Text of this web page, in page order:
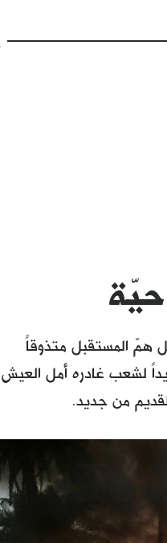
همّ المستقبل متذوقاً
لشعب غادره أمل العيش
من جديد.